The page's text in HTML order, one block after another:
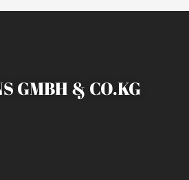
GMBH & CO.KG